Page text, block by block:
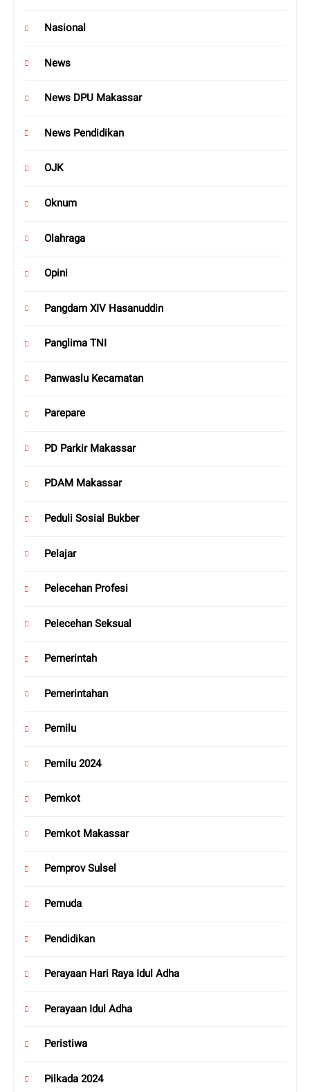
Nasional
News
News DPU Makassar
News Pendidikan
OJK
Oknum
Olahraga
Opini
Pangdam XIV Hasanuddin
Panglima TNI
Panwaslu Kecamatan
Parepare
PD Parkir Makassar
PDAM Makassar
Peduli Sosial Bukber
Pelajar
Pelecehan Profesi
Pelecehan Seksual
Pemerintah
Pemerintahan
Pemilu
Pemilu 2024
Pemkot
Pemkot Makassar
Pemprov Sulsel
Pemuda
Pendidikan
Perayaan Hari Raya Idul Adha
Perayaan Idul Adha
Peristiwa
Pilkada 2024